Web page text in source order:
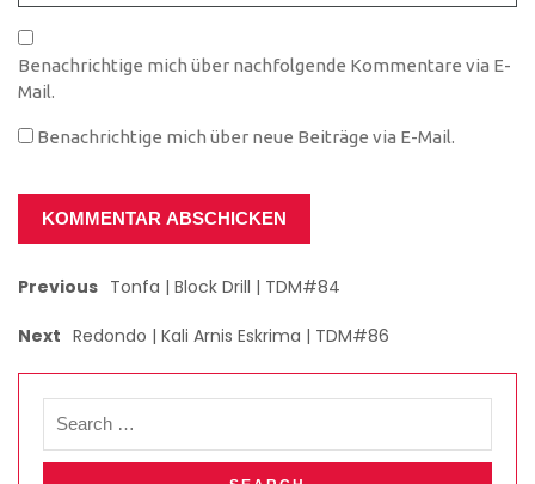
Benachrichtige mich über nachfolgende Kommentare via E-
Mail.
Benachrichtige mich über neue Beiträge via E-Mail.
Previous Tonfa | Block Drill | TDM#84
Next Redondo | Kali Arnis Eskrima | TDM#86